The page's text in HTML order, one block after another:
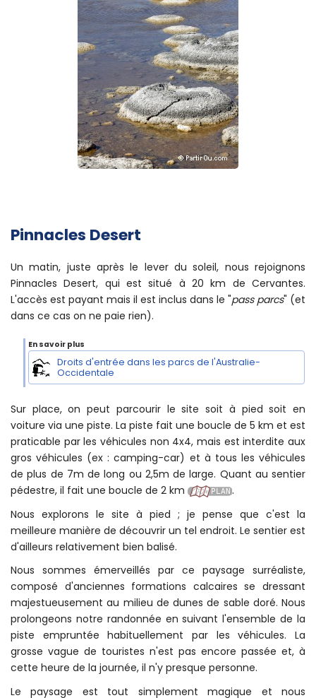
Pinnacles Desert
Un matin, juste après le lever du soleil, nous rejoignons
Pinnacles Desert, qui est situé à 20 km de Cervantes.
L'accès est payant mais il est inclus dans le "pass parcs" (et
dans ce cas on ne paie rien).
Droits d'entrée dans les parcs de l'Australie-
Occidentale
Sur place, on peut parcourir le site soit à pied soit en
voiture via une piste. La piste fait une boucle de 5 km et est
praticable par les véhicules non 4x4, mais est interdite aux
gros véhicules (ex : camping-car) et à tous les véhicules
pédestre, il fait une boucle de 2 km
.
Nous explorons le site à pied ; je pense que c'est la
meilleure manière de découvrir un tel endroit. Le sentier est
d'ailleurs relativement bien balisé.
Nous sommes émerveillés par ce paysage surréaliste,
composé d'anciennes formations calcaires se dressant
majestueusement au milieu de dunes de sable doré. Nous